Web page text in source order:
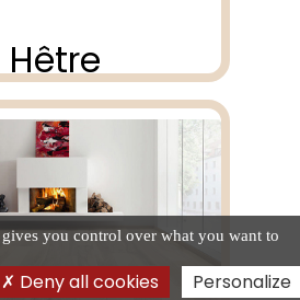
Hêtre
you control over what you want to
Deny all cookies Personalize